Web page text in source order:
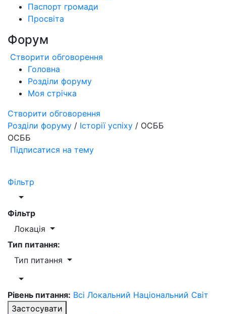
Паспорт громади
Просвіта
Форум
Створити обговорення
Головна
Розділи форуму
Моя стрічка
Створити обговорення
Розділи форуму / Історії успіху / ОСББ
ОСББ
Підписатися на тему
Фільтр
Фільтр
Локація
Тип питання:
Тип питання
Рівень питання: Всі Локальний Національний Світ
Застосувати